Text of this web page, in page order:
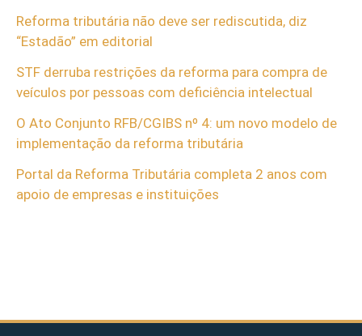
Reforma tributária não deve ser rediscutida, diz
“Estadão” em editorial
STF derruba restrições da reforma para compra de
veículos por pessoas com deficiência intelectual
O Ato Conjunto RFB/CGIBS nº 4: um novo modelo de
implementação da reforma tributária
Portal da Reforma Tributária completa 2 anos com
apoio de empresas e instituições